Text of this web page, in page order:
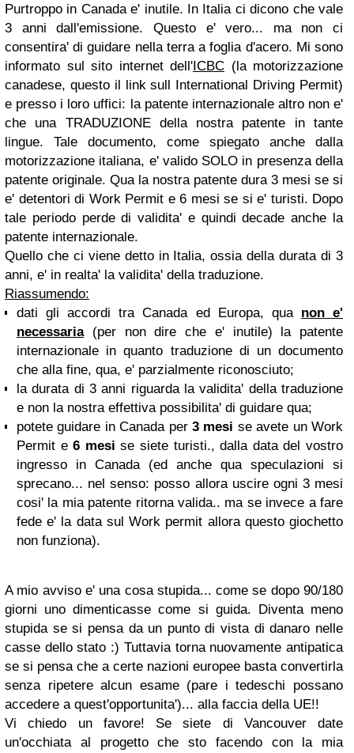
Purtroppo in Canada e' inutile. In Italia ci dicono che vale
3 anni dall'emissione. Questo e' vero... ma non ci
consentira' di guidare nella terra a foglia d'acero. Mi sono
informato sul sito internet dell'ICBC (la motorizzazione
canadese, questo il link sull International Driving Permit)
e presso i loro uffici: la patente internazionale altro non e'
che una TRADUZIONE della nostra patente in tante
lingue. Tale documento, come spiegato anche dalla
motorizzazione italiana, e' valido SOLO in presenza della
patente originale. Qua la nostra patente dura 3 mesi se si
e' detentori di Work Permit e 6 mesi se si e' turisti. Dopo
tale periodo perde di validita' e quindi decade anche la
patente internazionale.
Quello che ci viene detto in Italia, ossia della durata di 3
anni, e' in realta' la validita' della traduzione.
Riassumendo:
dati gli accordi tra Canada ed Europa, qua non e'
necessaria(per non dire che e' inutile) la patente
internazionale in quanto traduzione di un documento
che alla fine, qua, e' parzialmente riconosciuto;
la durata di 3 anni riguarda la validita' della traduzione
e non la nostra effettiva possibilita' di guidare qua;
potete guidare in Canada per3 mesi se avete un Work
Permit e6 mesi se siete turisti., dalla data del vostro
ingresso in Canada (ed anche qua speculazioni si
sprecano... nel senso: posso allora uscire ogni 3 mesi
cosi' la mia patente ritorna valida.. ma se invece a fare
fede e' la data sul Work permit allora questo giochetto
non funziona).
A mio avviso e' una cosa stupida... come se dopo 90/180
giorni uno dimenticasse come si guida. Diventa meno
stupida se si pensa da un punto di vista di danaro nelle
casse dello stato :) Tuttavia torna nuovamente antipatica
se si pensa che a certe nazioni europee basta convertirla
senza ripetere alcun esame (pare i tedeschi possano
accedere a quest'opportunita')... alla faccia della UE!!
Vi chiedo un favore! Se siete di Vancouver date
un'occhiata al progetto che sto facendo con la mia